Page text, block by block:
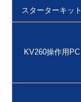
スターターキット
KV260操作用PC